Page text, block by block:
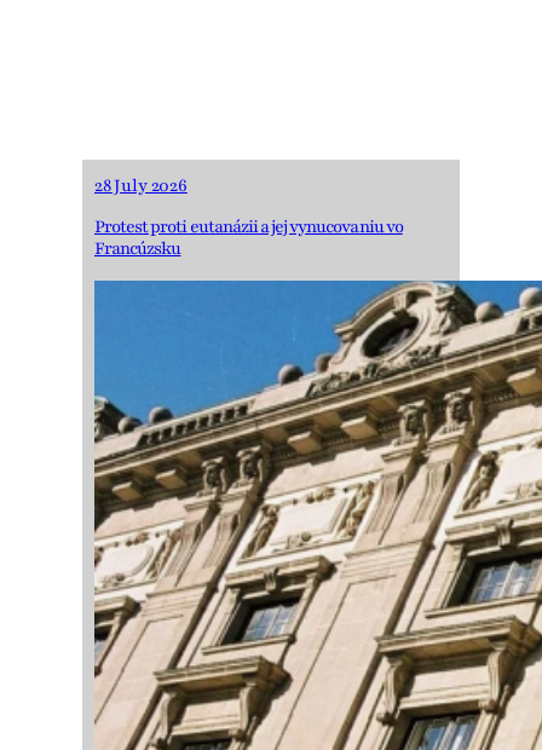
28 July 2026
Protest proti eutanázii a jej vynucovaniu vo
Francúzsku